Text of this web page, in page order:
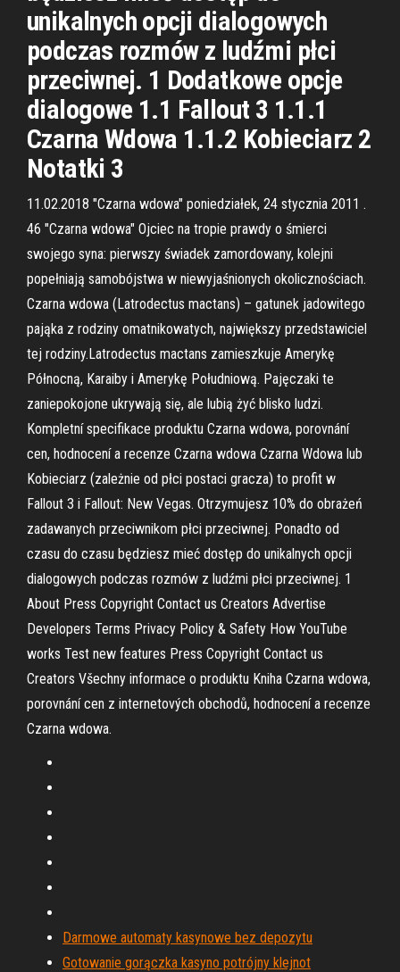
unikalnych opcji dialogowych
podczas rozmów z ludźmi płci
przeciwnej. 1 Dodatkowe opcje
dialogowe 1.1 Fallout 3 1.1.1
Czarna Wdowa 1.1.2 Kobieciarz 2
Notatki 3
11.02.2018 "Czarna wdowa" poniedziałek, 24 stycznia 2011 .
46 "Czarna wdowa" Ojciec na tropie prawdy o śmierci
swojego syna: pierwszy świadek zamordowany, kolejni
popełniają samobójstwa w niewyjaśnionych okolicznościach.
Czarna wdowa (Latrodectus mactans) – gatunek jadowitego
pająka z rodziny omatnikowatych, największy przedstawiciel
tej rodziny.Latrodectus mactans zamieszkuje Amerykę
Północną, Karaiby i Amerykę Południową. Pajęczaki te
zaniepokojone ukrywają się, ale lubią żyć blisko ludzi.
Kompletní specifikace produktu Czarna wdowa, porovnání
cen, hodnocení a recenze Czarna wdowa Czarna Wdowa lub
Kobieciarz (zależnie od płci postaci gracza) to profit w
Fallout 3 i Fallout: New Vegas. Otrzymujesz 10% do obrażeń
zadawanych przeciwnikom płci przeciwnej. Ponadto od
czasu do czasu będziesz mieć dostęp do unikalnych opcji
dialogowych podczas rozmów z ludźmi płci przeciwnej. 1
About Press Copyright Contact us Creators Advertise
Developers Terms Privacy Policy & Safety How YouTube
works Test new features Press Copyright Contact us
Creators Všechny informace o produktu Kniha Czarna wdowa,
porovnání cen z internetových obchodů, hodnocení a recenze
Czarna wdowa.
Darmowe automaty kasynowe bez depozytu
Gotowanie gorączka kasyno potrójny klejnot